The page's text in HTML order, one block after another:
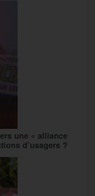
une « alliance
d’usagers ?